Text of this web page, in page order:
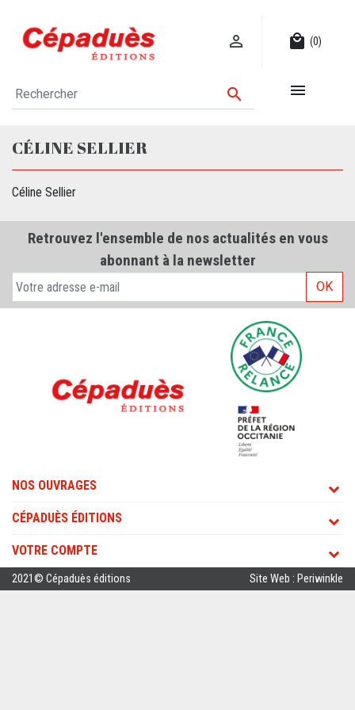
 local_mall (0)
 
CÉLINE SELLIER
Céline Sellier
Retrouvez l'ensemble de nos actualités en vous
abonnant à la newsletter
OK
NOS OUVRAGES
CÉPADUÈS ÉDITIONS
VOTRE COMPTE
2021© Cépaduès éditions Site Web : Periwinkle